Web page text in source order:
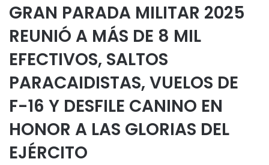
GRAN PARADA MILITAR 2025
REUNIÓ A MÁS DE 8 MIL
EFECTIVOS, SALTOS
PARACAIDISTAS, VUELOS DE
F-16 Y DESFILE CANINO EN
HONOR A LAS GLORIAS DEL
EJÉRCITO